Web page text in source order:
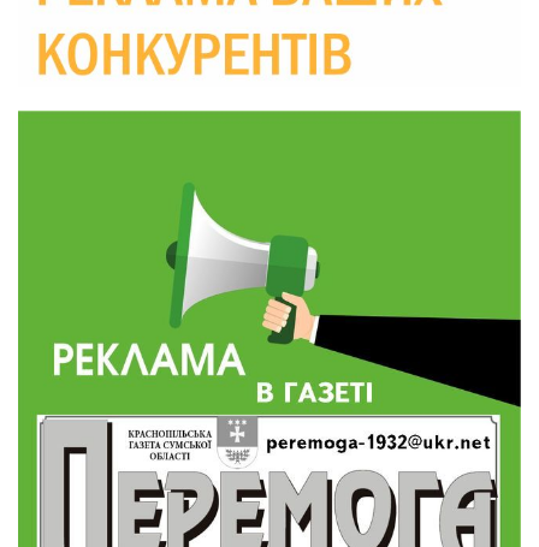
19:29
30 лип
«Все закінчиться, приїду й одружуся…»: Пам’яті
26-річного Захисника Богдана Ємця (ВІДЕО)
20:06
Паливо по 100 грн та ризик дефіциту: чому в
Житлові сертифікати, підготовка до зими та
підтримка ВПО: підсумки засідання виконкому
Краснопільської селищної ради
Валентина Масалітіна: «Нас тримає віра в
Перемогу і повернення додому»
Знову біль… Знову втрата… На щиті
повертається захисник України Богдан Ємець
Обмежено придатний, але безмежно
вмотивований: Як колишній лісівник став асом
артилерії